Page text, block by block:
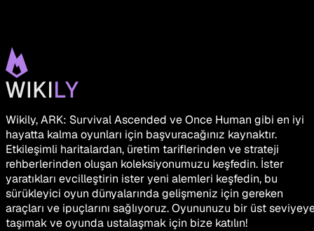
Wikily, ARK: Survival Ascended ve Once Human gibi en iyi
hayatta kalma oyunları için başvuracağınız kaynaktır.
Etkileşimli haritalardan, üretim tariflerinden ve strateji
rehberlerinden oluşan koleksiyonumuzu keşfedin. İster
yaratıkları evcilleştirin ister yeni alemleri keşfedin, bu
sürükleyici oyun dünyalarında gelişmeniz için gereken
araçları ve ipuçlarını sağlıyoruz. Oyununuzu bir üst
taşımak ve oyunda ustalaşmak için bize katılın!